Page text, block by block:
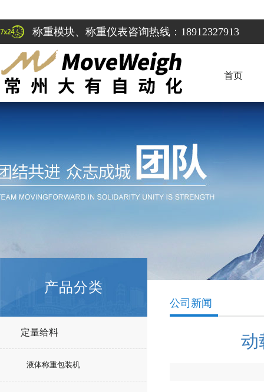
称重模块、称重仪表咨询热线：18912327913
首页
产品分类
定量给料
液体称重包装机
公司新闻
动